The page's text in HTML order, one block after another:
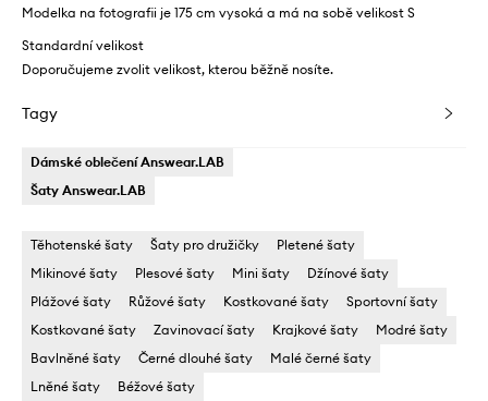
Modelka na fotografii je 175 cm vysoká a má na sobě velikost S
Standardní velikost
Doporučujeme zvolit velikost, kterou běžně nosíte.
Tagy
Dámské oblečení Answear.LAB
Šaty Answear.LAB
Těhotenské šaty Šaty pro družičky
Pletené šaty
Mikinové šaty
Plesové šaty Mini šaty
Džínové šaty
Plážové šaty
Růžové šaty Kostkované šaty
Sportovní šaty
Kostkované šaty
Zavinovací šaty Krajkové šaty
Modré šaty
Bavlněné šaty
Černé dlouhé šaty
Malé černé šaty
Lněné šaty
Béžové šaty